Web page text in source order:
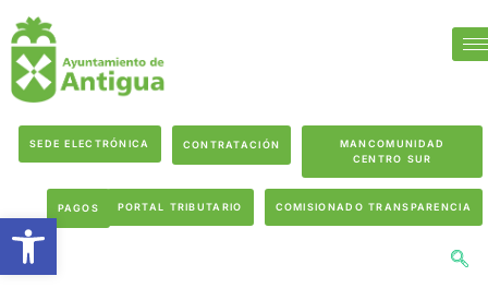
SEDE ELECTRÓNICA CONTRATACIÓN
MANCOMUNIDAD
CENTRO SUR
PAGOS PORTAL TRIBUTARIO COMISIONADO TRANSPARENCIA
Abrir barra de herramientas